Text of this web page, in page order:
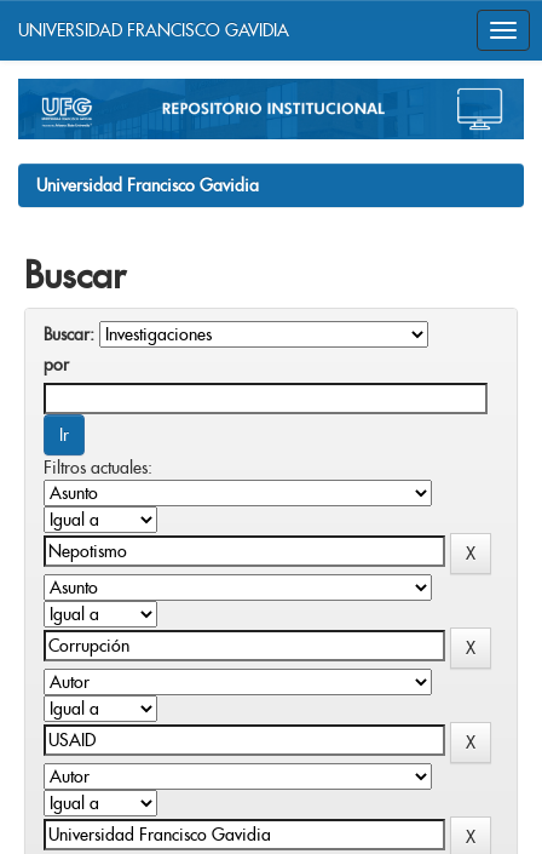
navigation
UNIVERSIDAD FRANCISCO GAVIDIA
Universidad Francisco Gavidia
Buscar
Buscar:
por
Filtros actuales: